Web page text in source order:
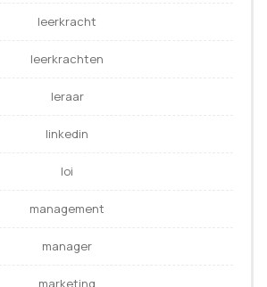
leerkracht
leerkrachten
leraar
linkedin
loi
management
manager
marketing